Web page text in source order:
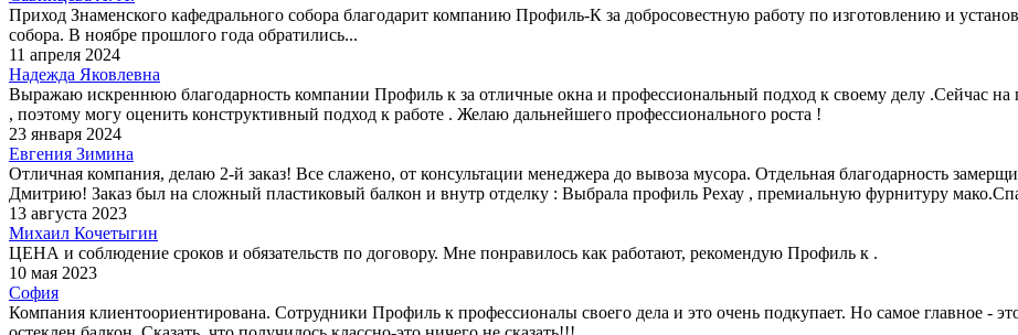
Приход Знаменского кафедрального собора благодарит компанию Профиль-К за добросовестную работу по изготовлению и
собора. В ноябре прошлого года обратились...
11 апреля 2024
Надежда Яковлевна
Выражаю искреннюю благодарность компании Профиль к за отличные окна и профессиональный подход к своему делу .Сейчас
, поэтому могу оценить конструктивный подход к работе . Желаю дальнейшего профессионального роста !
23 января 2024
Евгения Зимина
Отличная компания, делаю 2-й заказ! Все слажено, от консультации менеджера до вывоза мусора. Отдельная благодарность
Дмитрию! Заказ был на сложный пластиковый балкон и внутр отделку : Выбрала профиль Рехау , премиальную фурнитуру
13 августа 2023
Михаил Кочетыгин
ЦЕНА и соблюдение сроков и обязательств по договору. Мне понравилось как работают, рекомендую Профиль к .
10 мая 2023
София
Компания клиентоориентирована. Сотрудники Профиль к профессионалы своего дела и это очень подкупает. Но самое главное -